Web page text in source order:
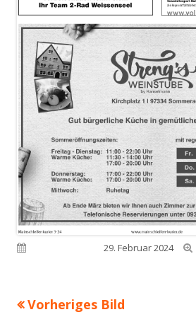
Veröffentlicht am29. Februar 2024
Vorheriges Bild